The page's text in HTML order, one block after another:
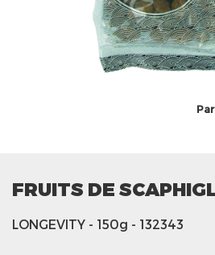
FRUITS DE
LONGEVITY - 150g - 132343